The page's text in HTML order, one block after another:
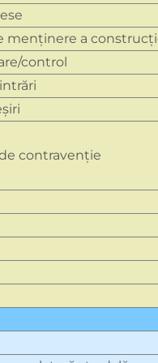
menținere a
control
contravenţie